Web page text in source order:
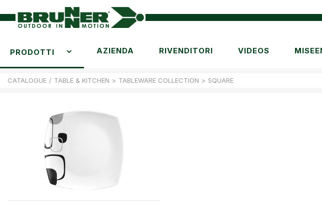
PRODOTTI AZIENDA RIVENDITORI VIDEOS
CATALOGUE / TABLE & KITCHEN > TABLEWARE COLLECTION > SQUARE